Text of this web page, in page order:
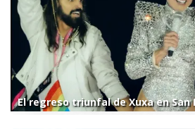
El regreso triunfal de Xuxa en San